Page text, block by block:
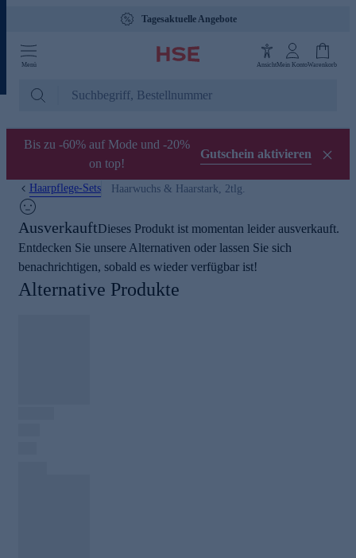
Tagesaktuelle Angebote
Menü AnsichtMein KontoWarenkorb
Bis zu -60% auf Mode und -20%
on top!
Gutschein aktivieren
Haarpflege-Sets Haarwuchs & Haarstark, 2tlg.
AusverkauftDieses Produkt ist momentan leider ausverkauft.
Entdecken Sie unsere Alternativen oder lassen Sie sich
benachrichtigen, sobald es wieder verfügbar ist!
Alternative Produkte